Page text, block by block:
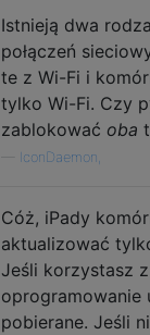
Istnieją dwa
połączeń
te z Wi-Fi i
tylko Wi-Fi. Czy
zablokować oba
IconDaemon,
Cóż, iPady
aktualizować
Jeśli korzystasz
oprogramowanie
pobierane. Jeśli